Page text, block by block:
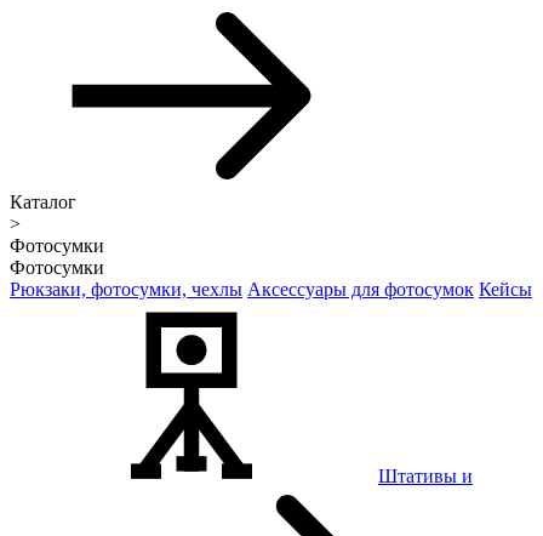
Каталог
>
Фотосумки
Фотосумки
Рюкзаки, фотосумки, чехлы Аксессуары для фотосумок Кейсы
Штативы и